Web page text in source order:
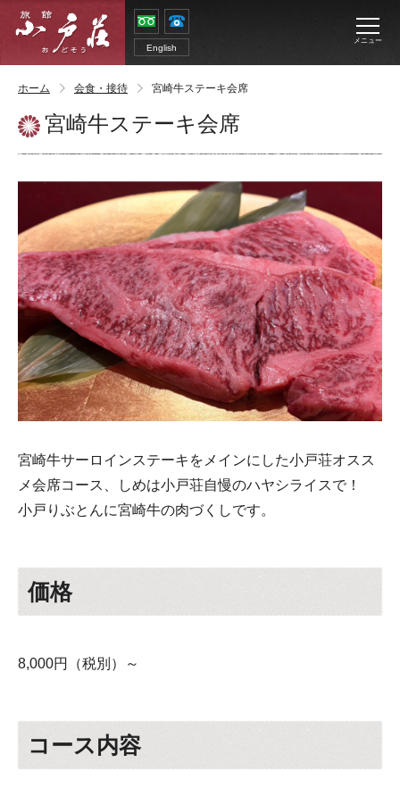
English
メニュー
ホーム 会食・接待 宮崎牛ステーキ会席
宮崎牛ステーキ会席
宮崎牛サーロインステーキをメインにした小戸荘オスス
メ会席コース、しめは小戸荘自慢のハヤシライスで！
小戸りぶとんに宮崎牛の肉づくしです。
価格
8,000円（税別）～
コース内容